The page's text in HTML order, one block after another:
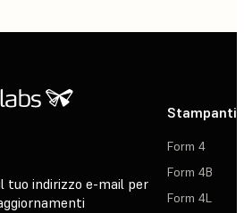
tuo indirizzo e-mail per
Stampanti
Form 4
Form 4B
Form 4L